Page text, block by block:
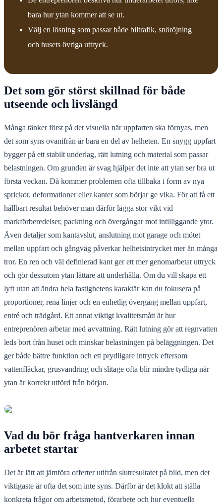
bara hur ytan kommer att se ut.
Välj en lösning som passar både biltrafik, snöröjning
och husets övriga uttryck.
Det som gör störst skillnad för både
utseende och livslängd
Många tänker först på det visuella när uppfarten ska förnyas, men
det som syns ovanifrån är bara en del av helheten. En snygg uppfart
bygger på ett stabilt underlag, rätt lutning och material som passar
belastningen. Om grunden är svag hjälper det inte att ytan ser bra ut
första veckan. Då kommer problemen ofta tillbaka i form av nya
sprickor, deformationer eller kanter som börjar ge vika. För att få ett
hållbart resultat behöver man därför lägga stor vikt vid
markförberedelser, packning och övergångar mot intilliggande ytor.
Även detaljer som kantavslut, anslutning mot garage och mötet
mellan uppfart och gångväg påverkar helhetsintrycket mer än många
tror. En ren och väl definierad kant ger ett mer genomarbetat uttryck
och gör dessutom ytan lättare att underhålla. Om du vill skapa ett
lyft utan att ändra hela fastighetens karaktär kan du fokusera på
proportioner, rena linjer och en enhetlig övergång mellan uppfart,
entré och trädgård. Ett annat viktigt kvalitetsmått är hur
entreprenören arbetar med avvattning. Rätt lutning gör att regnvatten
leds bort från huset och minskar belastningen på beläggningen. Det
ger både bättre funktion och ett prydligare intryck eftersom
vattenfläckar, grusvandring och slitage ofta blir mindre tydliga när
ytan är korrekt utförd från början.
Vad du bör fråga hantverkaren innan
arbetet startar
Det är lätt att jämföra offerter utifrån slutresultatet på bild, men det
viktigaste är ofta det som inte syns. Därför är det klokt att ställa
konkreta frågor om arbetsmetod, förarbete och hur eventuella